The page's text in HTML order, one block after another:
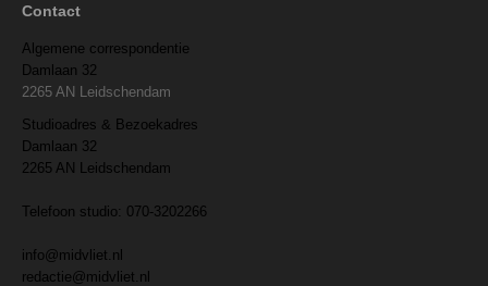
Contact
Algemene correspondentie
Damlaan 32
2265 AN Leidschendam
Studioadres & Bezoekadres
Damlaan 32
2265 AN Leidschendam
Telefoon studio: 070-3202266
info@midvliet.nl
redactie@midvliet.nl